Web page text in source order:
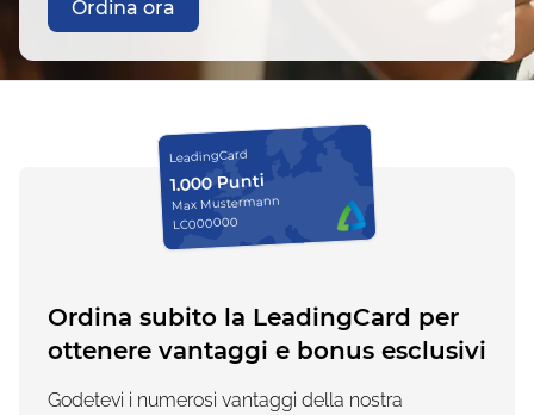
Ordina ora
LeadingCard
1.000 Punti
Max Mustermann
LC000000
Ordina subito la LeadingCard per
ottenere vantaggi e bonus esclusivi
Godetevi i numerosi vantaggi della nostra